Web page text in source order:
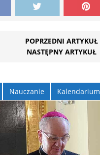
POPRZEDNI ARTYKUŁ
NASTĘPNY ARTYKUŁ
Nauczanie Kalendarium